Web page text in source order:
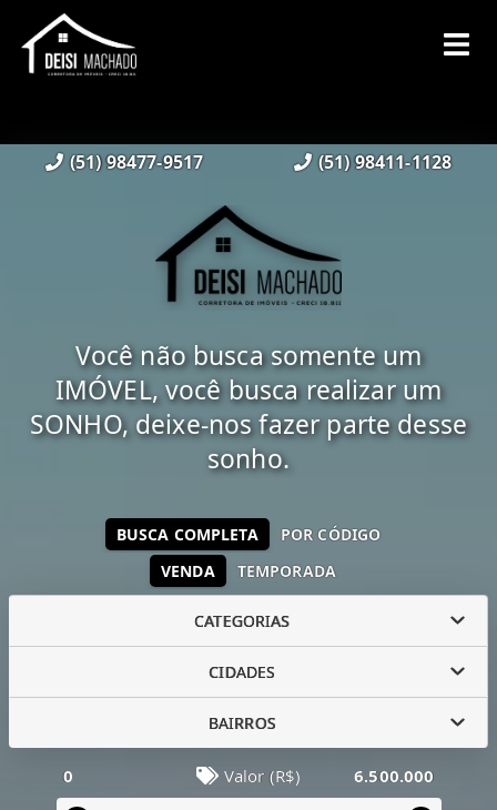
(51) 98477-9517 (51) 98411-1128
Você não busca somente um
IMÓVEL, você busca realizar um
SONHO, deixe-nos fazer parte desse
sonho.
VENDA TEMPORADA
BUSCA COMPLETA POR CÓDIGO
CATEGORIAS
CIDADES
BAIRROS
0 Valor (R$) 6.500.000